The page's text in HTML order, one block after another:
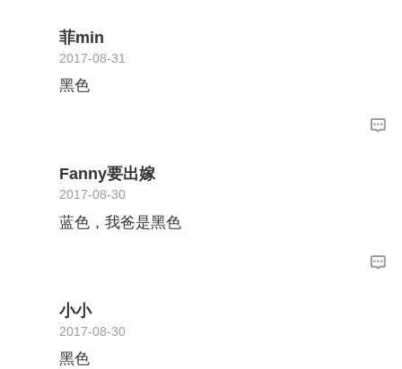
菲min
2017-08-31
黑色
Fanny要出嫁
2017-08-30
蓝色，我爸是黑色
小小
2017-08-30
黑色